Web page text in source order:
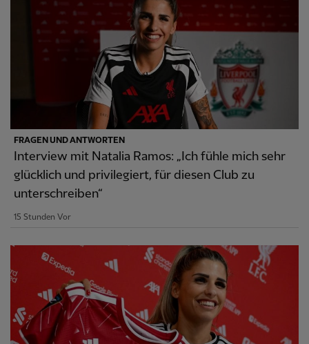
FRAGEN UND ANTWORTEN
Interview mit Natalia Ramos: „Ich fühle mich sehr
glücklich und privilegiert, für diesen Club zu
unterschreiben“
15 Stunden Vor